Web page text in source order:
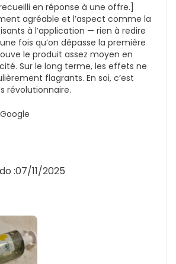
en réponse à une offre.]
agréable et l’aspect comme la
à l’application — rien à redire
fois qu’on dépasse la première
le produit assez moyen en
Sur le long terme, les effets ne
flagrants. En soi, c’est
révolutionnaire.
:07/11/2025